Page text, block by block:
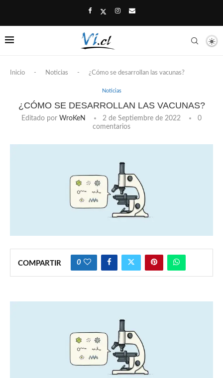
Inicio - Noticias - ¿Cómo se desarrollan las vacunas?
Noticias
¿CÓMO SE DESARROLLAN LAS VACUNAS?
Editado por WroKeN 2 de Septiembre de 2022
0
comentarios
COMPARTIR 0